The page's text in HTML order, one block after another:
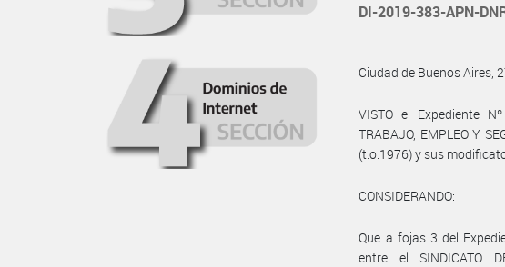
DI-2019-383-APN-
Ciudad de Buenos Aires,
VISTO el Expediente
TRABAJO, EMPLEO Y
(t.o.1976) y sus
CONSIDERANDO:
Que a fojas 3 del
entre el SINDICATO DE